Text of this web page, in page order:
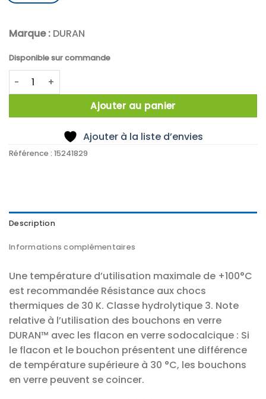
Marque : DURAN
Disponible sur commande
quantité de Flacon à col large, en verre sodo-calcique,
Ajouter au panier
Ajouter à la liste d’envies
Référence : 15241829
Description
Informations complémentaires
Une température d’utilisation maximale de +100°C
est recommandée Résistance aux chocs
thermiques de 30 K. Classe hydrolytique 3. Note
relative à l’utilisation des bouchons en verre
DURAN™ avec les flacon en verre sodocalcique : Si
le flacon et le bouchon présentent une différence
de température supérieure à 30 °C, les bouchons
en verre peuvent se coincer.